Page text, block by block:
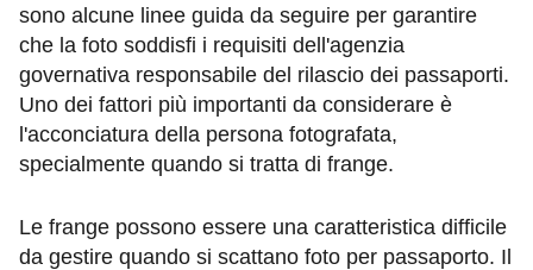
sono alcune linee guida da seguire per garantire
che la foto soddisfi i requisiti dell'agenzia
governativa responsabile del rilascio dei passaporti.
Uno dei fattori più importanti da considerare è
l'acconciatura della persona fotografata,
specialmente quando si tratta di frange.
Le frange possono essere una caratteristica difficile
da gestire quando si scattano foto per passaporto. Il